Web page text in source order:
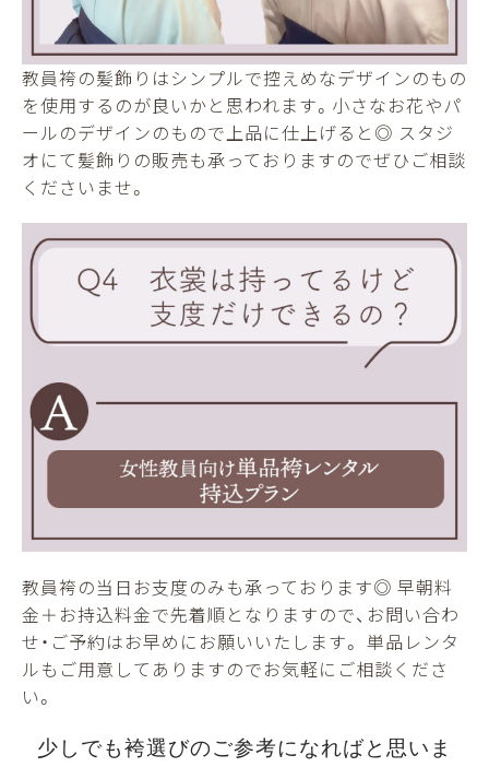
教員袴の髪飾りはシンプルで控えめなデザインのもの
を使用するのが良いかと思われます。小さなお花やパ
ールのデザインのもので上品に仕上げると◎ スタジ
オにて髪飾りの販売も承っておりますのでぜひご相談
くださいませ。
教員袴の当日お支度のみも承っております◎ 早朝料
金＋お持込料金で先着順となりますので、お問い合わ
せ・ご予約はお早めにお願いいたします。 単品レンタ
ルもご用意してありますのでお気軽にご相談くださ
い。
少しでも袴選びのご参考になればと思いま